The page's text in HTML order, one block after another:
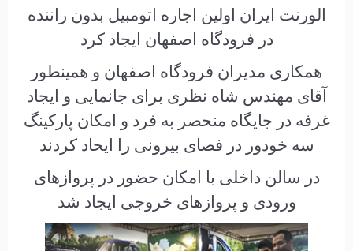
الورنت ایران اولین اجاره اتومبیل بدون راننده
در فرودگاه اصفهان ایجاد کرد
همکاری مدیران فرودگاه اصفهان و همینطور
آقای مهندس شاه نظری برای جانمایی و ایجاد
غرفه در جایگاه منحصر به فرد و امکان پارکینگ
سه خودور در فصای بیرونی را ایحاد کردند
در سالن داخلی با امکان حضور در پروازهای
ورودی و پروازهای خروجی ایجاد شد